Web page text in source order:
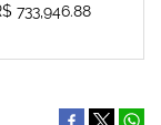
733,946.88